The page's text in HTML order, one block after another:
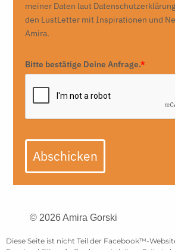
meiner Daten laut
den LustLetter mit Inspirationen und
Amira.
Bitte bestätige Deine Anfrage.*
Abschicken
© 2026 Amira Gorski
Diese Seite ist nicht Teil der Facebook™-